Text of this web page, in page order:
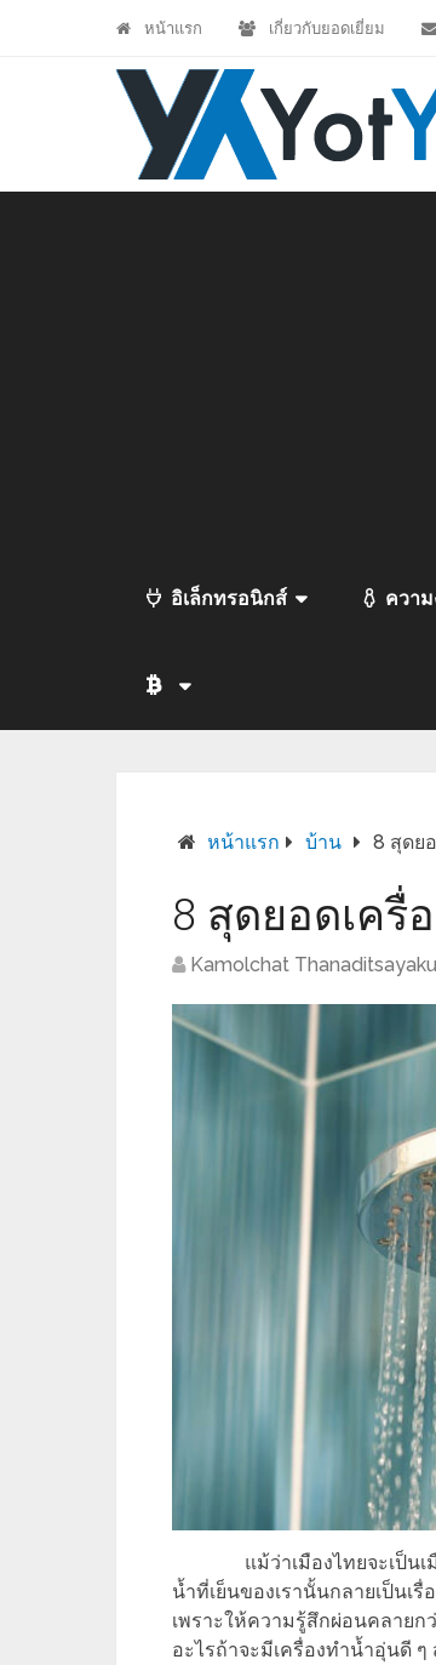
หน้าแรก เกี่ยวกับยอดเยี่ยม
อิเล็กทรอนิกส์ ควา
หน้าแรก บ้าน 8 สุดย
8 สุดยอดเครื่
Kamolchat
แม้ว่าเมืองไทยจะเป็
น้ำที่เย็นของเรานั้นกลายเป็น
เพราะให้ความรู้สึกผ่อนคลายก
อะไรถ้าจะมีเครื่องทำน้ำอุ่นดี